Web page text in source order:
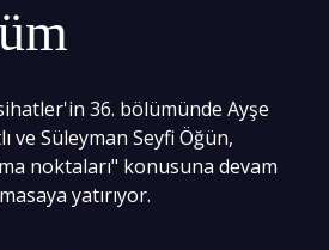
36. bölümünde Ayşe
ve Süleyman Seyfi Öğün,
noktaları" konusuna devam
yatırıyor.